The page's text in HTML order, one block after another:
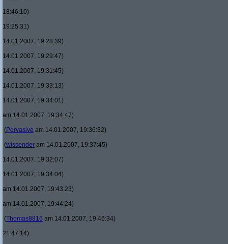
18:46:10)
19:25:31)
14.01.2007, 19:28:39)
14.01.2007, 19:29:47)
14.01.2007, 19:31:45)
14.01.2007, 19:33:13)
14.01.2007, 19:34:01)
am 14.01.2007, 19:34:47)
(Pervasive am 14.01.2007, 19:36:32)
(wissender am 14.01.2007, 19:37:45)
14.01.2007, 19:32:07)
14.01.2007, 19:34:04)
am 14.01.2007, 19:43:23)
am 14.01.2007, 19:44:24)
(Thomas8816 am 14.01.2007, 19:46:34)
21:47:14)